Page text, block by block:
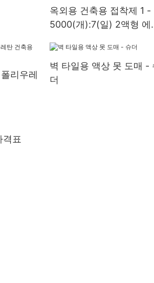
옥외용 건축용 접착제 1 -
5000(개):7(일) 2액형 에
리우레
벽 타일용 액상 못 도매 -
더
격표